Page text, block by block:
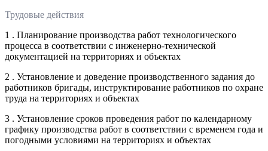
Трудовые действия
1 . Планирование производства работ технологического
процесса в соответствии с инженерно-технической
документацией на территориях и объектах
2 . Установление и доведение производственного задания до
работников бригады, инструктирование работников по охране
труда на территориях и объектах
3 . Установление сроков проведения работ по календарному
графику производства работ в соответствии с временем года и
погодными условиями на территориях и объектах